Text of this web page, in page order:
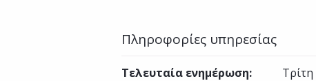
Πληροφορίες υπηρεσίας
Τελευταία ενημέρωση: